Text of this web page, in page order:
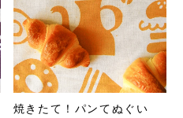
焼きたて！パンてぬぐい